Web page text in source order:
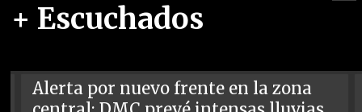
+ Escuchados
Alerta por nuevo frente en la zona